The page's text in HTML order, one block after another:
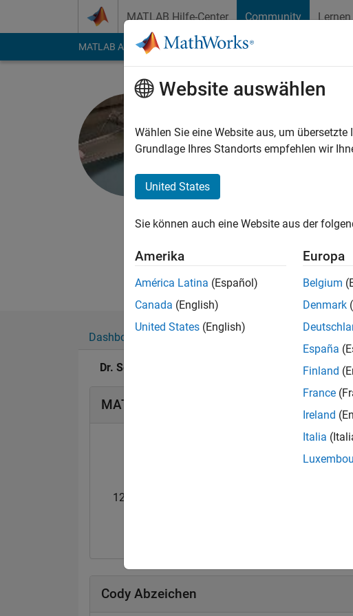
MATLAB Hilfe-Center Community Lernen
MATLAB Answers File Exchange Cody
Aktiv seit 2011
Followers:1Following:0
certainly take a look.
Dashboard Abzeichen Empfehlungen
Dr. Seis's Abzeichen
MATLAB Answers Abzeichen
12 Month Streak
Cody Abzeichen
Website auswählen
Wählen Sie eine Website aus, um
Grundlage Ihres Standorts empfehlen wir
United States
Sie können auch eine Website aus der
Amerika
América Latina (Español)
Canada (English)
United States (English)
Europa
Belgium
Denmark
España
Finland
France
Ireland
Italia